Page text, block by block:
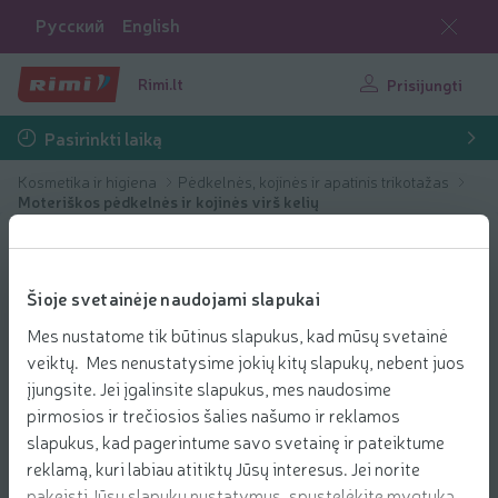
Šioje svetainėje naudojami slapukai
Mes nustatome tik būtinus slapukus, kad mūsų svetainė
veiktų. Mes nenustatysime jokių kitų slapukų, nebent juos
įjungsite. Jei įgalinsite slapukus, mes naudosime
pirmosios ir trečiosios šalies našumo ir reklamos
slapukus, kad pagerintume savo svetainę ir pateiktume
reklamą, kuri labiau atitiktų Jūsų interesus. Jei norite
Русский English
Rimi.lt Prisijungti
Pasirinkti laiką
Kosmetika ir higiena
Pėdkelnės, kojinės ir apatinis trikotažas
Moteriškos pėdkelnės ir kojinės virš kelių